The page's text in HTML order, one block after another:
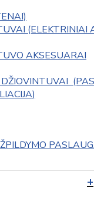
(ELEKTRINIAI
AKSESUARAI